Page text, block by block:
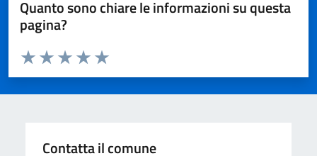
Quanto sono chiare le informazioni su questa
pagina?
Domanda
Valuta da 1 a 5 stelle la pagina
Valuta 5 stelle su 5
Valuta 4 stelle su 5
Valuta 3 stelle su 5
Valuta 2 stelle su 5
Valuta 1 stelle su 5
Contatta il comune